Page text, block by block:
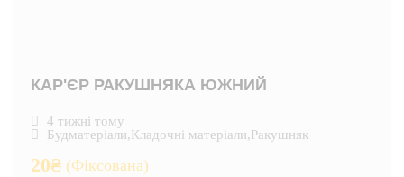
КАР'ЄР РАКУШНЯКА ЮЖНИЙ
4 тижні тому
Будматеріали,Кладочні матеріали,Ракушняк
20₴ (Фіксована)